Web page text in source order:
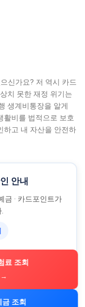
신가요? 저 역시 카드
치 못한 재정 위기는
생계비통장을 알게
활비를 법적으로 보호
하고 내 자산을 안전하
안내
금 · 카드포인트가
료 조회
→
조회